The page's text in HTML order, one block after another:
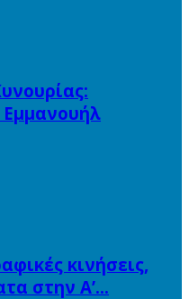
κινήσεις,
στην Α’…